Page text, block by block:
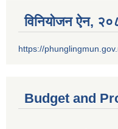
विनियोजन ऐन‚
https://
Budget and